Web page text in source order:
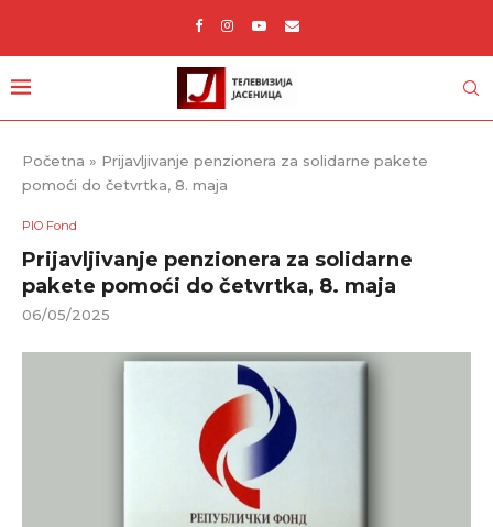
Početna » Prijavljivanje penzionera za solidarne pakete
pomoći do četvrtka, 8. maja
PIO Fond
Prijavljivanje penzionera za solidarne
pakete pomoći do četvrtka, 8. maja
06/05/2025